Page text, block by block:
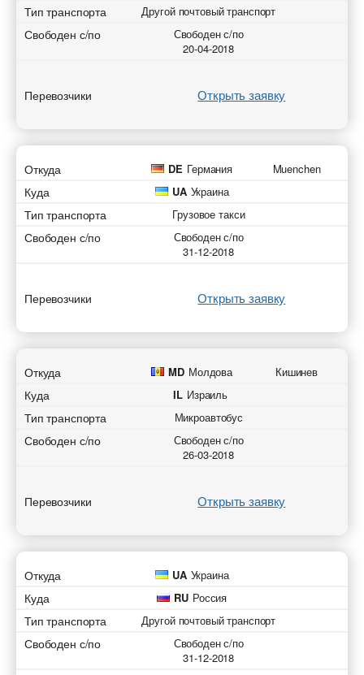
Тип транспорта Другой почтовый транспорт
Свободен с/по
Свободен с/по
20-04-2018
Перевозчики Открыть заявку
Откуда DE Германия Muenchen
Куда UA Украина
Тип транспорта Грузовое такси
Свободен с/по
Свободен с/по
31-12-2018
Перевозчики Открыть заявку
Откуда MD Молдова Кишинев
Куда IL Израиль
Тип транспорта Микроавтобус
Свободен с/по
Свободен с/по
26-03-2018
Перевозчики Открыть заявку
Откуда UA Украина
Куда RU Россия
Тип транспорта Другой почтовый транспорт
Свободен с/по
Свободен с/по
31-12-2018